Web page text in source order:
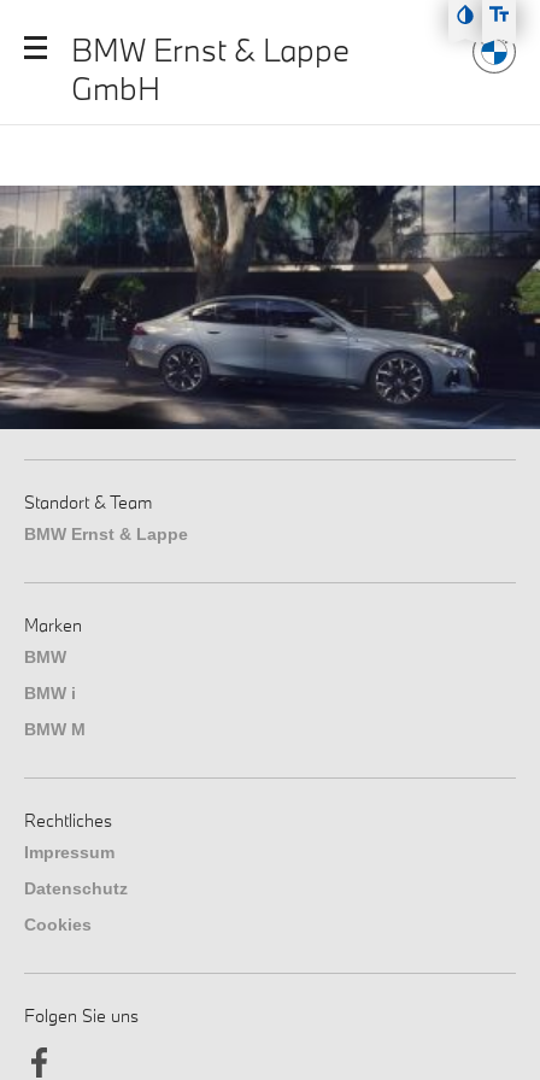
Zum Hauptmenü
Zum Inhalt
BMW Ernst & Lappe
GmbH
Standort & Team
BMW Ernst & Lappe
Marken
BMW
BMW i
BMW M
Rechtliches
Impressum
Datenschutz
Cookies
Folgen Sie uns